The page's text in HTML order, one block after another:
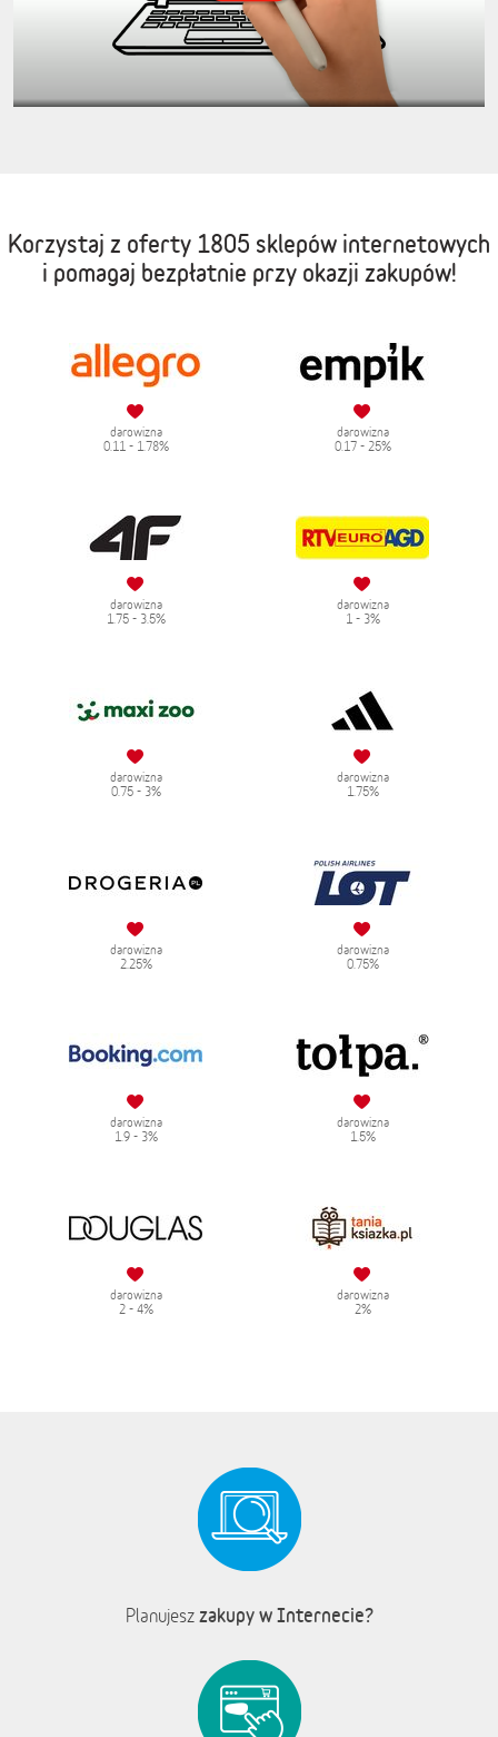
Korzystaj z oferty 1805 sklepów internetowych
i pomagaj bezpłatnie przy okazji zakupów!
darowizna
0.11 - 1.78%
darowizna
0.17 - 25%
darowizna
1.75 - 3.5%
darowizna
1 - 3%
darowizna
0.75 - 3%
darowizna
1.75%
darowizna
2.25%
darowizna
0.75%
darowizna
1.9 - 3%
darowizna
1.5%
darowizna
2 - 4%
darowizna
2%
Planujesz zakupy w Internecie?